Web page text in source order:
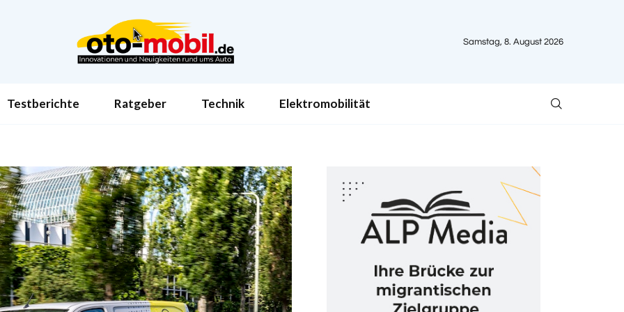
Samstag, 8. August 2026
Testberichte Ratgeber Technik Elektromobilität